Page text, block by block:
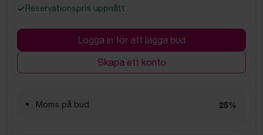
Reservationspris uppnått
Logga in för att lägga bud
Skapa ett konto
Moms på bud 25%